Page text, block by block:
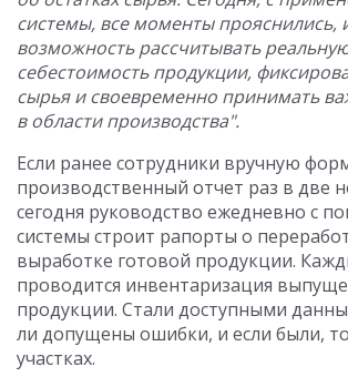
системы, все моменты прояснились,
возможность рассчитывать
себестоимость продукции,
сырья и своевременно принимать
в области производства".
Если ранее сотрудники вручную
производственный отчет раз в две
сегодня руководство ежедневно с
системы строит рапорты о
выработке готовой продукции.
проводится инвентаризация
продукции. Стали доступными
ли допущены ошибки, и если были,
участках.